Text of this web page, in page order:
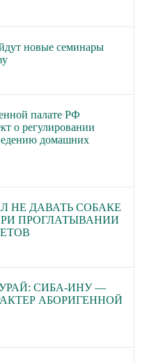
новые семинары
палате РФ
о регулировании
домашних
НЕ ДАВАТЬ СОБАКЕ
ПРОГЛАТЫВАНИИ
СИБА-ИНУ —
АБОРИГЕННОЙ